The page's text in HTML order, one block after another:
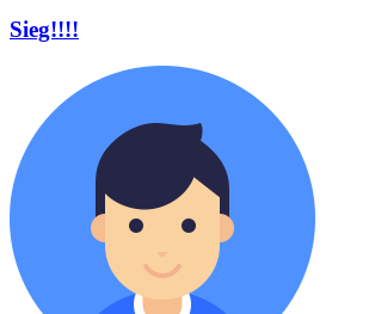
Sieg!!!!